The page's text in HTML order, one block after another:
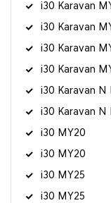
i30 Karavan
i30 Karavan
i30 Karavan
i30 Karavan
i30 Karavan N
i30 Karavan N
i30 MY20
i30 MY20
i30 MY25
i30 MY25